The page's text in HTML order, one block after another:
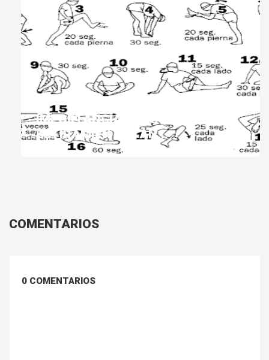
IMPORTANCIA DE LOS
ESTIRAMIENTOS AN...
COMENTARIOS
0 COMENTARIOS